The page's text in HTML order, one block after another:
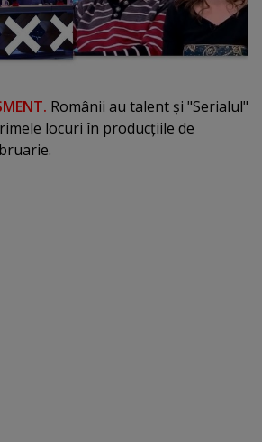
Românii au talent şi "Serialul"
locuri în producţiile de